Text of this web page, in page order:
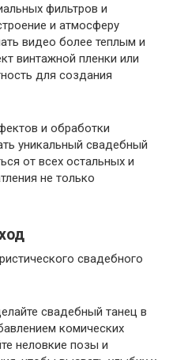
фильтров и
и атмосферу
видео более теплым и
винтажной пленки или
для создания
и обработки
уникальный свадебный
от всех остальных и
не только
свадебного
свадебный танец в
комических
неловкие позы и